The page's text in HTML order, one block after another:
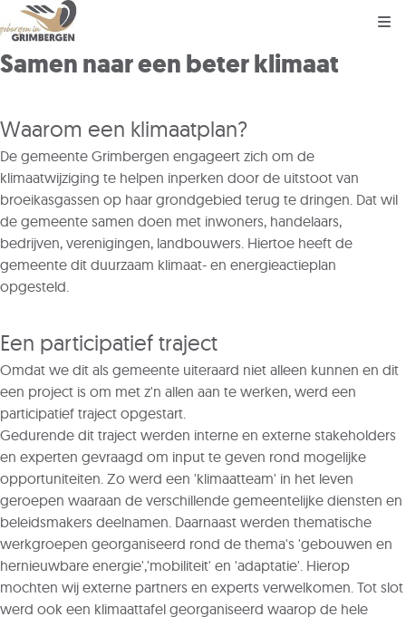
Samen naar een beter klimaat
Waarom een klimaatplan?
De gemeente Grimbergen engageert zich om de
klimaatwijziging te helpen inperken door de uitstoot van
broeikasgassen op haar grondgebied terug te dringen. Dat wil
de gemeente samen doen met inwoners, handelaars,
bedrijven, verenigingen, landbouwers. Hiertoe heeft de
gemeente dit duurzaam klimaat- en energieactieplan
opgesteld.
Een participatief traject
Omdat we dit als gemeente uiteraard niet alleen kunnen en dit
een project is om met z'n allen aan te werken, werd een
participatief traject opgestart.
Gedurende dit traject werden interne en externe stakeholders
en experten gevraagd om input te geven rond mogelijke
opportuniteiten. Zo werd een 'klimaatteam' in het leven
geroepen waaraan de verschillende gemeentelijke diensten en
beleidsmakers deelnamen. Daarnaast werden thematische
werkgroepen georganiseerd rond de thema's 'gebouwen en
hernieuwbare energie','mobiliteit' en 'adaptatie'. Hierop
mochten wij externe partners en experts verwelkomen. Tot slot
werd ook een klimaattafel georganiseerd waarop de hele